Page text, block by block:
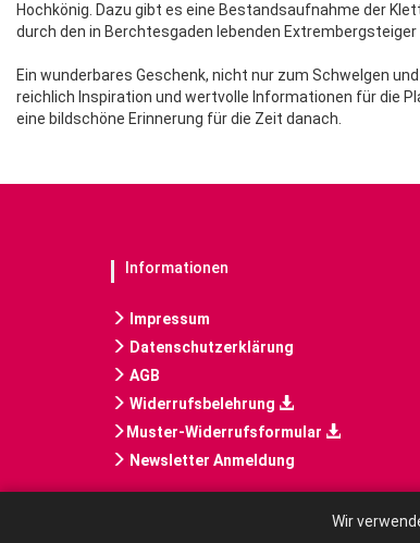
Hochkönig. Dazu gibt es eine Bestandsaufnahme der
durch den in Berchtesgaden lebenden Extrembergsteiger
Ein wunderbares Geschenk, nicht nur zum Schwelgen
reichlich Inspiration und wertvolle Informationen für die
eine bildschöne Erinnerung für die Zeit danach.
Informationen
Impressum
Datenschutzerklärung
AGB
Widerrufsbelehrung
Muster-Widerrufsformular
Newsletter Anmeldung
Wir